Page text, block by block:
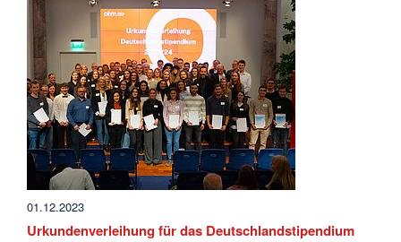
01.12.2023
Urkundenverleihung für das Deutschlandstipendium